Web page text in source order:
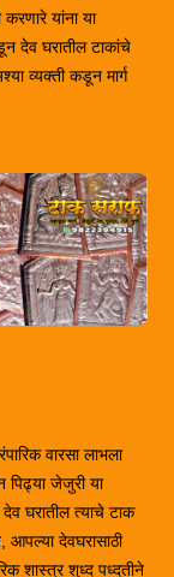
यांना या
देव घरातील टाकांचे
व्यक्ती कडून मार्ग
वारसा लाभला
पिढ्या जेजुरी या
घरातील त्याचे टाक
आपल्या देवघरासाठी
शास्त्र शुध्द पध्दतीने